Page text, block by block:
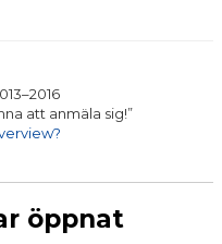
att anmäla sig!”
öppnat